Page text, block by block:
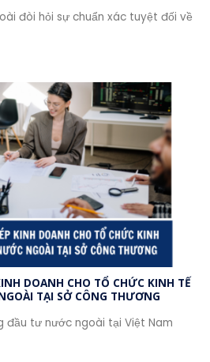
đòi hỏi sự chuẩn xác tuyệt đối về
DOANH CHO TỔ CHỨC KINH TẾ
TẠI SỞ CÔNG THƯƠNG
đầu tư nước ngoài tại Việt Nam